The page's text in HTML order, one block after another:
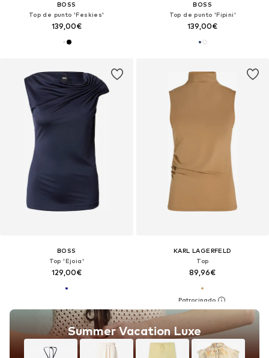
BOSS
Top de punto 'Feskies'
139,00€
BOSS
Top de punto 'Fipini'
139,00€
BOSS
Top 'Ejoia'
129,00€
Summer Vacation Luxe
KARL LAGERFELD
Top
89,96€